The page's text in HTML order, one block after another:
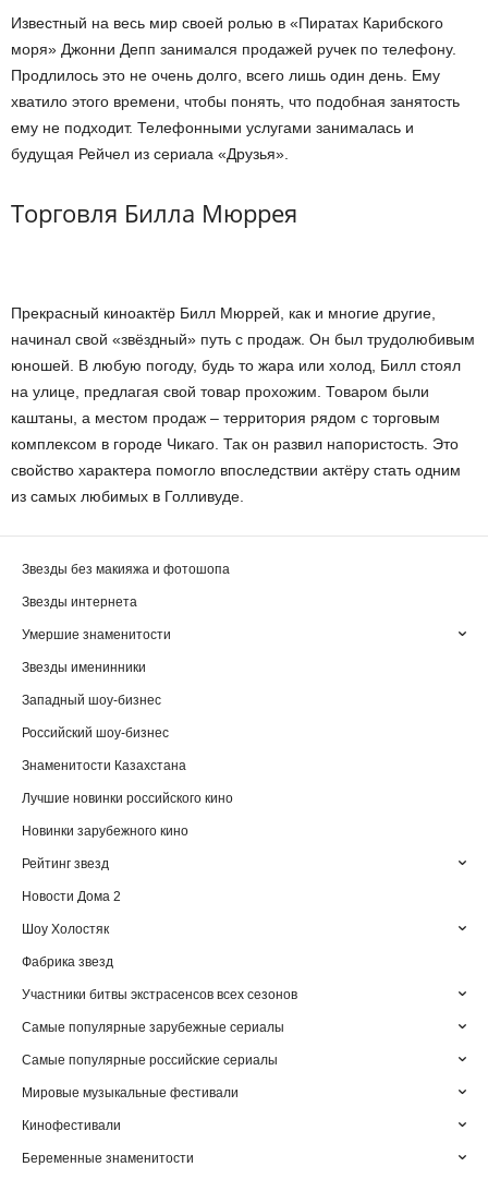
Известный на весь мир своей ролью в «Пиратах Карибского
моря» Джонни Депп занимался продажей ручек по телефону.
Продлилось это не очень долго, всего лишь один день. Ему
хватило этого времени, чтобы понять, что подобная занятость
ему не подходит. Телефонными услугами занималась и
будущая Рейчел из сериала «Друзья».
Торговля Билла Мюррея
Прекрасный киноактёр Билл Мюррей, как и многие другие,
начинал свой «звёздный» путь с продаж. Он был трудолюбивым
юношей. В любую погоду, будь то жара или холод, Билл стоял
на улице, предлагая свой товар прохожим. Товаром были
каштаны, а местом продаж – территория рядом с торговым
комплексом в городе Чикаго. Так он развил напористость. Это
свойство характера помогло впоследствии актёру стать одним
из самых любимых в Голливуде.
Звезды без макияжа и фотошопа
Звезды интернета
Умершие знаменитости
Звезды именинники
Западный шоу-бизнес
Российский шоу-бизнес
Знаменитости Казахстана
Лучшие новинки российского кино
Новинки зарубежного кино
Рейтинг звезд
Новости Дома 2
Шоу Холостяк
Фабрика звезд
Участники битвы экстрасенсов всех сезонов
Самые популярные зарубежные сериалы
Самые популярные российские сериалы
Мировые музыкальные фестивали
Кинофестивали
Беременные знаменитости